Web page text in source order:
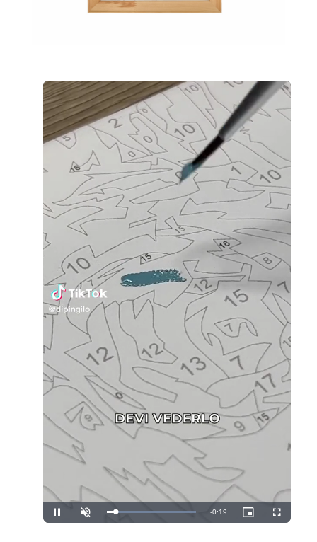
Pause Unmute Loaded:
Remaining
-0:19
Picture-
in-
Fullscreen